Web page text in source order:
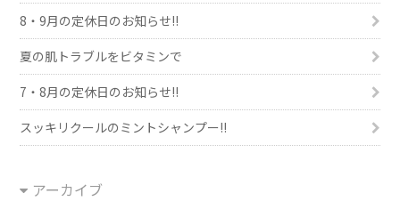
8・9月の定休日のお知らせ!!
夏の肌トラブルをビタミンで
7・8月の定休日のお知らせ!!
スッキリクールのミントシャンプー!!
アーカイブ